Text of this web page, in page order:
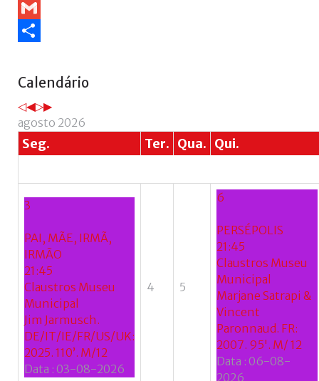
WhatsApp
Gmail
Calendário
Ano
anterior
Mês
anterior
Próximo
ano
Próximo
mês
agosto 2026
Seg. Ter. Qua. Qui.
3
PAI, MÃE, IRMÃ,
IRMÃO
21:45
Claustros Museu
Municipal
Jim Jarmusch.
DE/IT/IE/FR/US/UK:
2025. 110’. M/12
Data : 03-08-2026
4 5
6
PERSÉPOLIS
21:45
Claustros Museu
Municipal
Marjane Satrapi &
Vincent
Paronnaud. FR:
2007. 95'. M/ 12
Data : 06-08-
2026